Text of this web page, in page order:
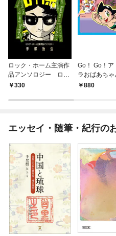
ロック・ホーム主演作
品アンソロジー ロッ
ク祭（フェスティバ
330
Go！ Go！
ラおばあちゃ
い880
エッセイ・随筆・紀行の